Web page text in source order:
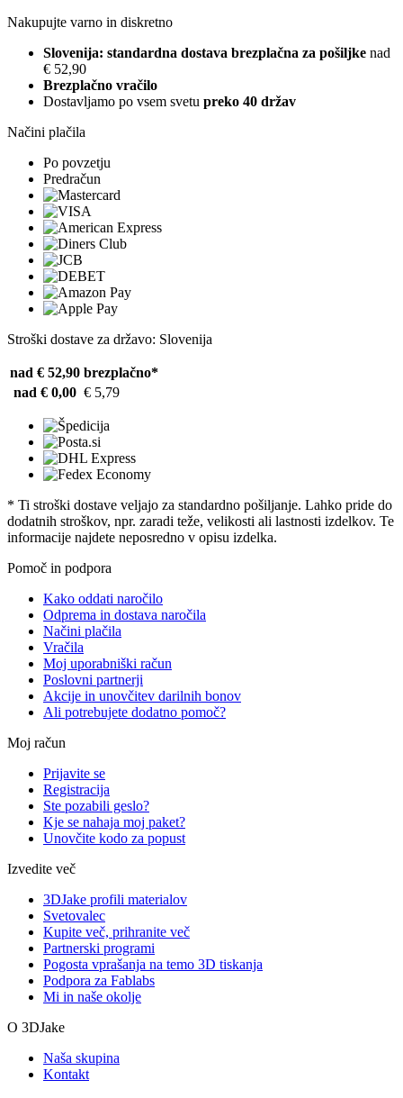
Nakupujte varno in diskretno
Slovenija: standardna dostava brezplačna za pošiljke nad
€ 52,90
Brezplačno vračilo
Dostavljamo po vsem svetu preko 40 držav
Načini plačila
Po povzetju
Predračun
Stroški dostave za državo: Slovenija
nad € 52,90 brezplačno*
nad € 0,00 € 5,79
* Ti stroški dostave veljajo za standardno pošiljanje. Lahko pride do
dodatnih stroškov, npr. zaradi teže, velikosti ali lastnosti izdelkov. Te
informacije najdete neposredno v opisu izdelka.
Pomoč in podpora
Kako oddati naročilo
Odprema in dostava naročila
Načini plačila
Vračila
Moj uporabniški račun
Poslovni partnerji
Akcije in unovčitev darilnih bonov
Ali potrebujete dodatno pomoč?
Moj račun
Prijavite se
Registracija
Ste pozabili geslo?
Kje se nahaja moj paket?
Unovčite kodo za popust
Izvedite več
3DJake profili materialov
Svetovalec
Kupite več, prihranite več
Partnerski programi
Pogosta vprašanja na temo 3D tiskanja
Podpora za Fablabs
Mi in naše okolje
O 3DJake
Naša skupina
Kontakt